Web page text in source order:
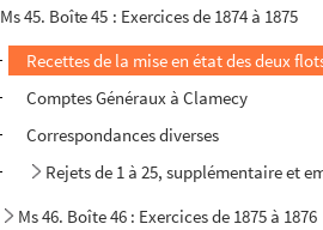
Ms 45. Boîte 45 : Exercices de 1874 à 1875
Recettes de la mise en état des deux
Comptes Généraux à Clamecy
Correspondances diverses
Rejets de 1 à 25, supplémentaire et
Ms 46. Boîte 46 : Exercices de 1875 à 1876